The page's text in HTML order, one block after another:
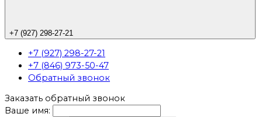
+7 (927) 298-27-21
+7 (927) 298-27-21
+7 (846) 973-50-47
Обратный звонок
Заказать обратный звонок
Ваше имя: